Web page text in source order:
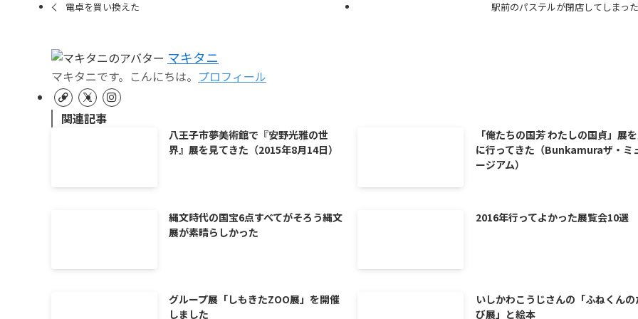
電卓を買い換えた 駅前のパステルが閉店してしまった
マキタニ
マキタニです。こんにちは。 プロフィール
関連記事
八王子市夢美術館で『安野光雅の世
界』展を見てきた（2015年8月14日）
「俺たちの国芳 わたしの国貞」展
に行ってきた（Bunkamuraザ・ミ
ージアム）
縄文時代の国宝6点すべてがそろう縄文
展が素晴らしかった
2016年行ってよかった展覧会10選
グループ展「しもきたZOO展」を開催
しました
いしかわこうじさんの「ふねくんの
び展」と絵本